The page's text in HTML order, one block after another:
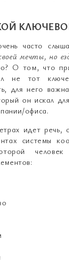
часто
мечты, но
О том, что
не тот
для него
он искал
офиса.
идет речь,
системы
человек